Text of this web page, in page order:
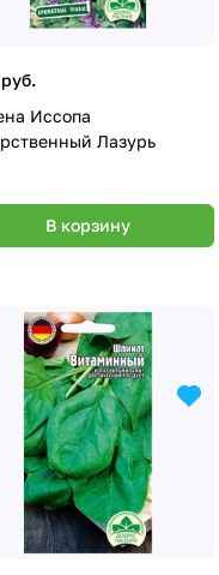
Иссопа
Лазурь
В корзину